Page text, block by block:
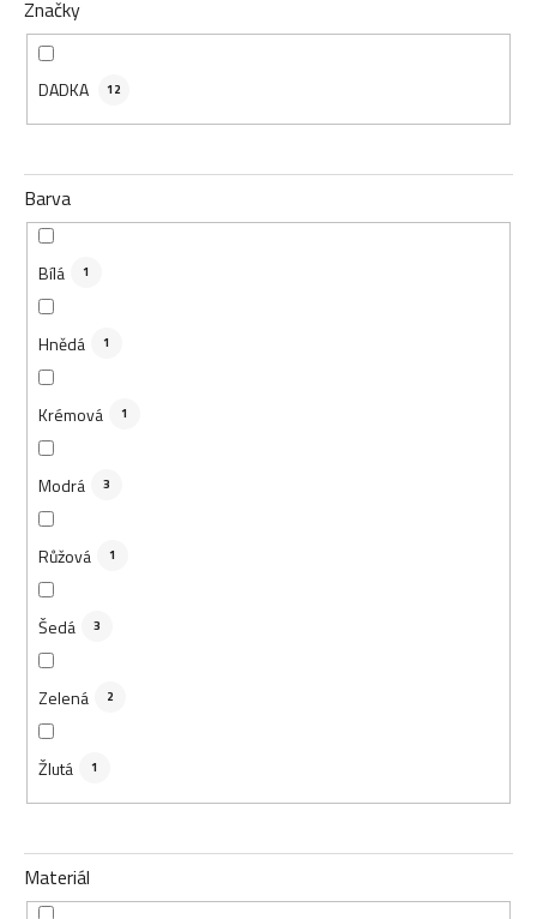
Značky
DADKA 12
Barva
Bílá 1
Hnědá 1
Krémová 1
Modrá 3
Růžová 1
Šedá 3
Zelená 2
Žlutá 1
Materiál